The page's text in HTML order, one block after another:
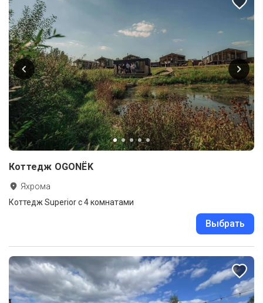
Коттедж OGONЁK
Яхрома
Коттедж Superior с 4 комнатами
Выбрать